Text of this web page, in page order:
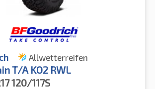
Allwetterreifen
T/A KO2 RWL
120/117S